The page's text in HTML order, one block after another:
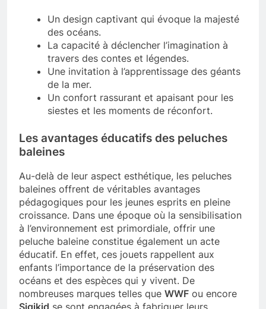
Un design captivant qui évoque la majesté
des océans.
La capacité à déclencher l’imagination à
travers des contes et légendes.
Une invitation à l’apprentissage des géants
de la mer.
Un confort rassurant et apaisant pour les
siestes et les moments de réconfort.
Les avantages éducatifs des peluches
baleines
Au-delà de leur aspect esthétique, les peluches
baleines offrent de véritables avantages
pédagogiques pour les jeunes esprits en pleine
croissance. Dans une époque où la sensibilisation
à l’environnement est primordiale, offrir une
peluche baleine constitue également un acte
éducatif. En effet, ces jouets rappellent aux
enfants l’importance de la préservation des
océans et des espèces qui y vivent. De
nombreuses marques telles que WWF ou encore